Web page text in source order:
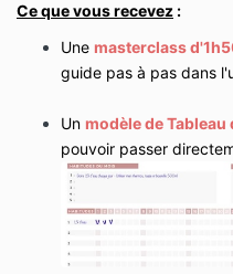
Ce que vous recevez :
Une masterclass
guide pas à pas dans
Un modèle de Tableau
pouvoir passer